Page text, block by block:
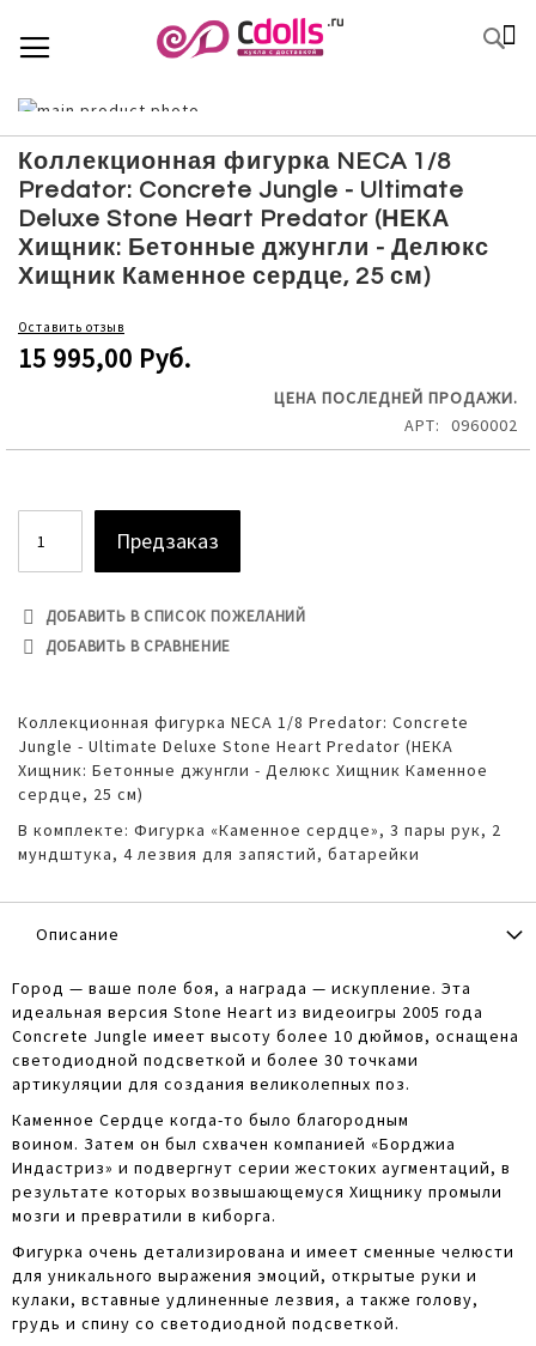
TO
CONTENT
Коллекционная фигурка NECA 1/8
Predator: Concrete Jungle - Ultimate
Deluxe Stone Heart Predator (НЕКА
Хищник: Бетонные джунгли - Делюкс
Хищник Каменное сердце, 25 см)
Оставить отзыв
15 995,00 Руб.
ЦЕНА ПОСЛЕДНЕЙ ПРОДАЖИ.
АРТ
0960002
Предзаказ
ДОБАВИТЬ В СПИСОК ПОЖЕЛАНИЙ
ДОБАВИТЬ В СРАВНЕНИЕ
Коллекционная фигурка NECA 1/8 Predator: Concrete
Jungle - Ultimate Deluxe Stone Heart Predator (НЕКА
Хищник: Бетонные джунгли - Делюкс Хищник Каменное
сердце, 25 см)
В комплекте: Фигурка «Каменное сердце», 3 пары рук, 2
мундштука, 4 лезвия для запястий, батарейки
Skip
to
the
end
of
the
images
gallery
Skip
to
the
beginning
of
the
images
Описание
Город — ваше поле боя, а награда — искупление. Эта
идеальная версия Stone Heart из видеоигры 2005 года
Concrete Jungle имеет высоту более 10 дюймов, оснащена
светодиодной подсветкой и более 30 точками
артикуляции для создания великолепных поз.
Каменное Сердце когда-то было благородным
воином. Затем он был схвачен компанией «Борджиа
Индастриз» и подвергнут серии жестоких аугментаций, в
результате которых возвышающемуся Хищнику промыли
мозги и превратили в киборга.
Фигурка очень детализирована и имеет сменные челюсти
для уникального выражения эмоций, открытые руки и
кулаки, вставные удлиненные лезвия, а также голову,
грудь и спину со светодиодной подсветкой.